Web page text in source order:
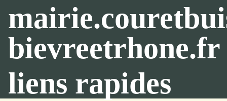
bievreetrhone.fr
liens rapides